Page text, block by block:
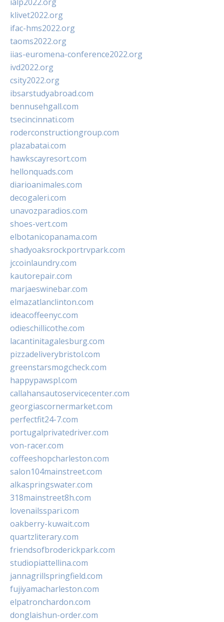
klivet2022.org
ifac-hms2022.org
taoms2022.org
iias-euromena-conference2022.org
ivd2022.org
csity2022.org
ibsarstudyabroad.com
bennusehgall.com
tsecincinnati.com
roderconstructiongroup.com
plazabatai.com
hawkscayresort.com
hellonquads.com
diarioanimales.com
decogaleri.com
unavozparadios.com
shoes-vert.com
elbotanicopanama.com
shadyoaksrockportrvpark.com
jccoinlaundry.com
kautorepair.com
marjaeswinebar.com
elmazatlanclinton.com
ideacoffeenyc.com
odieschillicothe.com
lacantinitagalesburg.com
pizzadeliverybristol.com
greenstarsmogcheck.com
happypawspl.com
callahansautoservicecenter.com
georgiascornermarket.com
perfectfit24-7.com
portugalprivatedriver.com
von-racer.com
coffeeshopcharleston.com
salon104mainstreet.com
alkaspringswater.com
318mainstreet8h.com
lovenailsspari.com
oakberry-kuwait.com
quartzliterary.com
friendsofbroderickpark.com
studiopiattellina.com
jannagrillspringfield.com
fujiyamacharleston.com
elpatronchardon.com
donglaishun-order.com